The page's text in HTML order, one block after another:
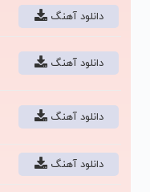
دانلود آهنگ
دانلود آهنگ
دانلود آهنگ
دانلود آهنگ